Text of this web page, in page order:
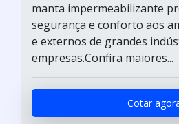
manta impermeabilizante
segurança e conforto aos
e externos de grandes
empresas.Confira maiores...
Cotar